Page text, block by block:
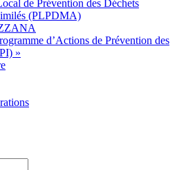
de Prévention des Déchets
(PLPDMA)
d’Actions de Prévention des
»